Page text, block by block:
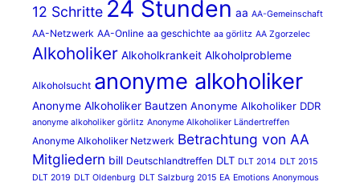
12 Schritte 24 Stunden aa AA-Gemeinschaft
AA-Netzwerk AA-Online aa geschichte aa görlitz AA Zgorzelec
Alkoholiker Alkoholkrankeit Alkoholprobleme
Alkoholsucht anonyme alkoholiker
Anonyme Alkoholiker Bautzen Anonyme Alkoholiker DDR
anonyme alkoholiker görlitz Anonyme Alkoholiker Ländertreffen
Anonyme Alkoholiker Netzwerk Betrachtung von AA
Mitgliedern bill Deutschlandtreffen DLT DLT 2014 DLT 2015
DLT 2019 DLT Oldenburg DLT Salzburg 2015 EA Emotions Anonymous